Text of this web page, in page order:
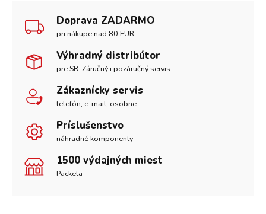
Doprava ZADARMO
pri nákupe nad 80 EUR
Výhradný distribútor
pre SR. Záručný i pozáručný servis.
Zákaznícky servis
telefón, e-mail, osobne
Príslušenstvo
náhradné komponenty
1500 výdajných miest
Packeta